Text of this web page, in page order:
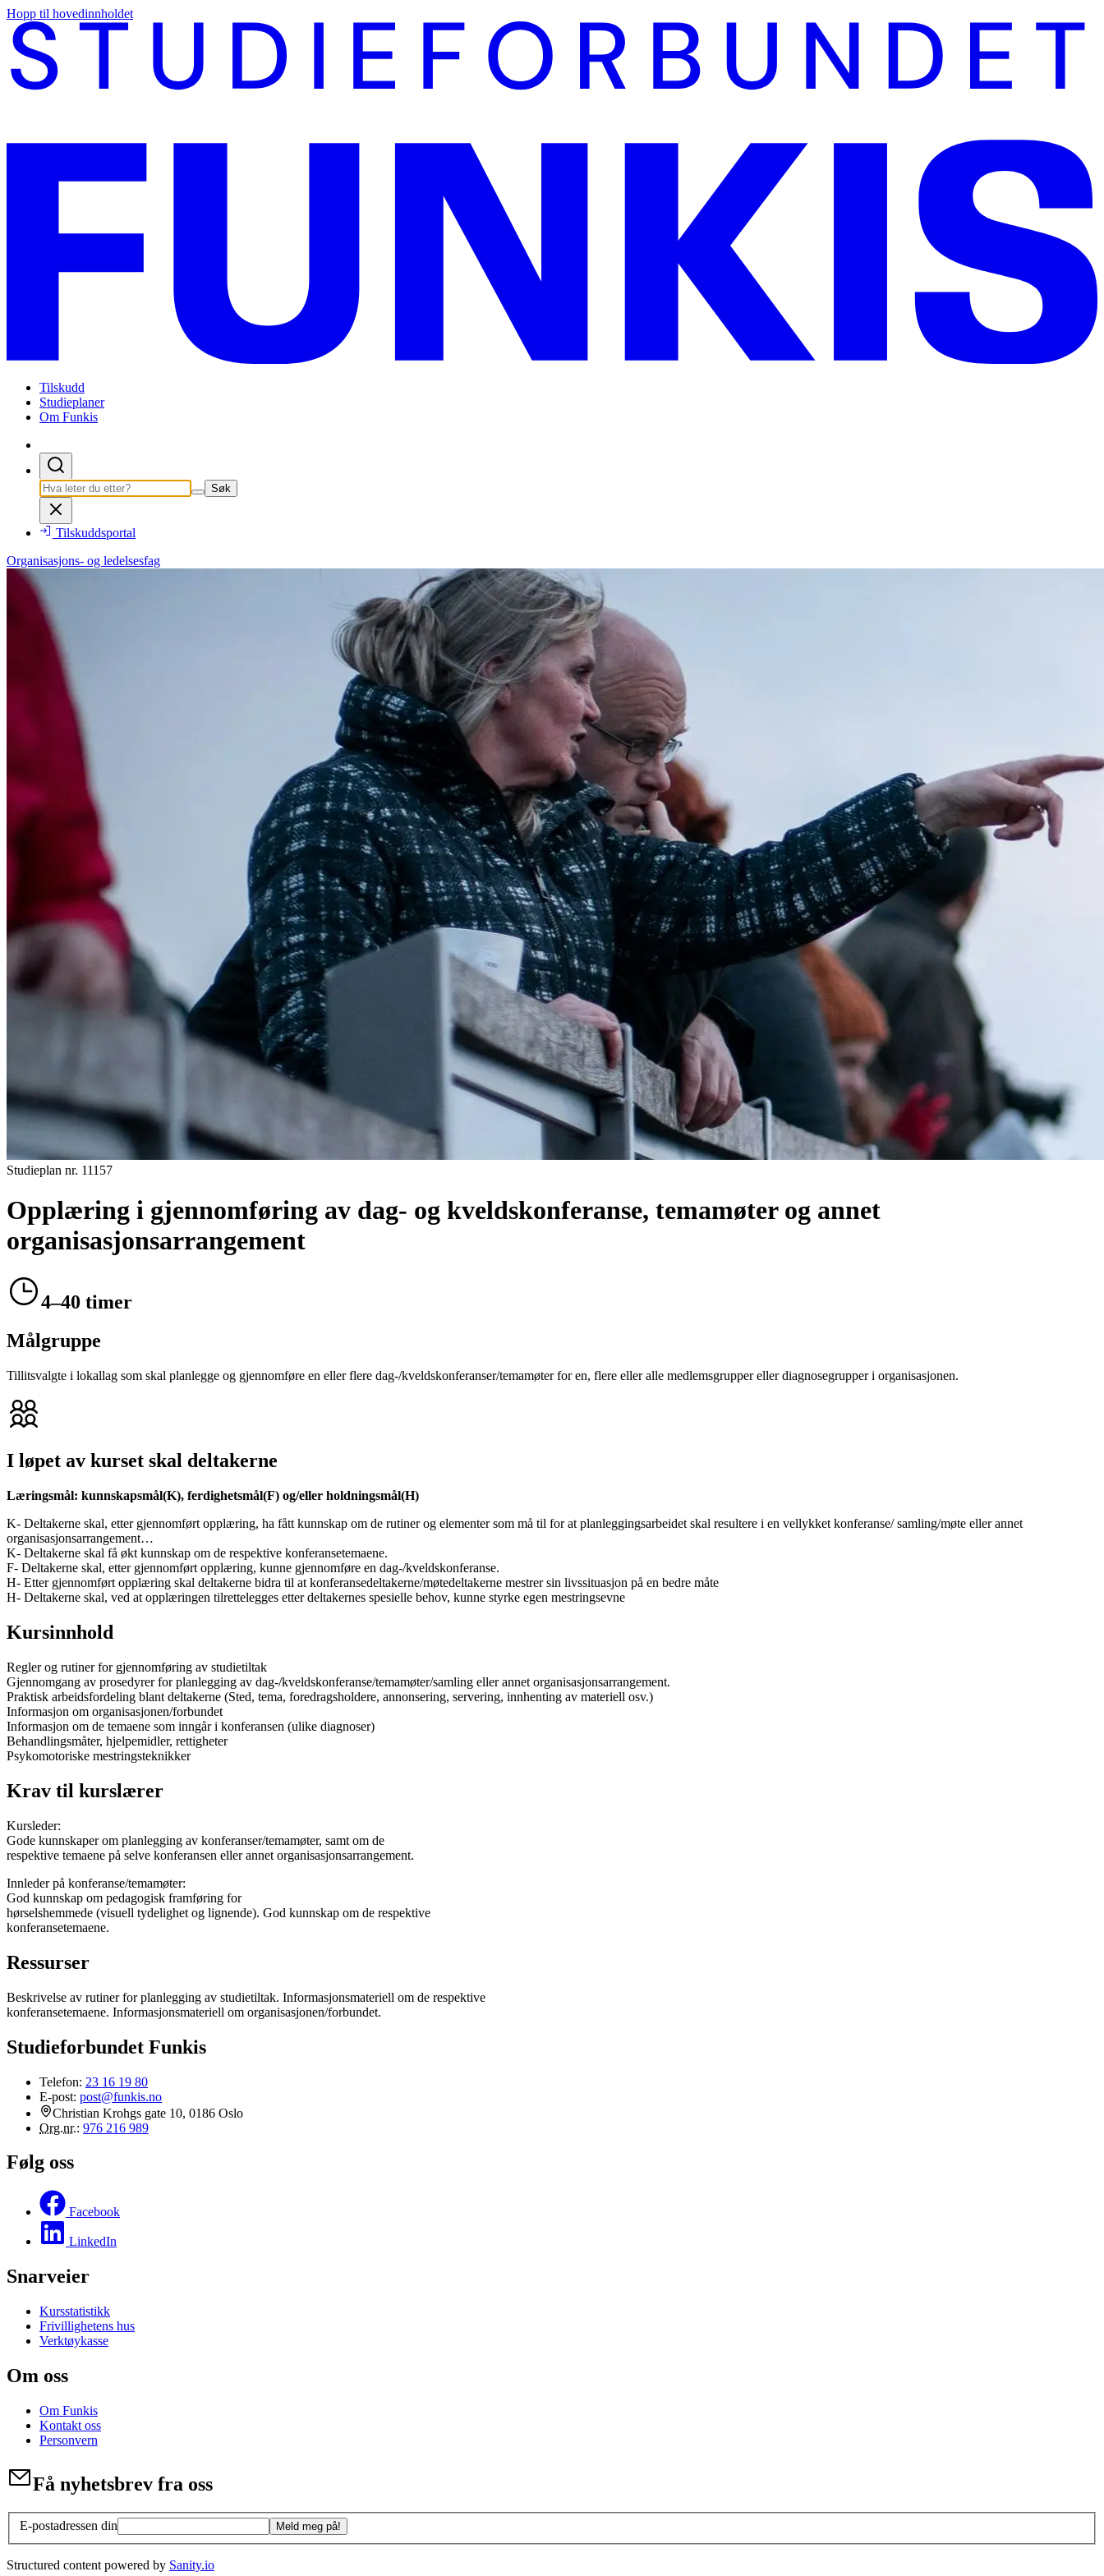
Hopp til hovedinnholdet
Tilskudd
Studieplaner
Om Funkis
Søk
Tilskuddsportal
Organisasjons- og ledelsesfag
Studieplan nr. 11157
Opplæring i gjennomføring av dag- og kveldskonferanse, temamøter og annet
organisasjonsarrangement
4–40 timer
Målgruppe
Tillitsvalgte i lokallag som skal planlegge og gjennomføre en eller flere dag-/kveldskonferanser/temamøter for en, flere eller alle medlemsgrupper eller diagnosegrupper i organisasjonen.
I løpet av kurset skal deltakerne
Læringsmål: kunnskapsmål(K), ferdighetsmål(F) og/eller holdningsmål(H)
K- Deltakerne skal, etter gjennomført opplæring, ha fått kunnskap om de rutiner og elementer som må til for at planleggingsarbeidet skal resultere i en vellykket konferanse/ samling/møte eller annet
organisasjonsarrangement…
K- Deltakerne skal få økt kunnskap om de respektive konferansetemaene.
F- Deltakerne skal, etter gjennomført opplæring, kunne gjennomføre en dag-/kveldskonferanse.
H- Etter gjennomført opplæring skal deltakerne bidra til at konferansedeltakerne/møtedeltakerne mestrer sin livssituasjon på en bedre måte
H- Deltakerne skal, ved at opplæringen tilrettelegges etter deltakernes spesielle behov, kunne styrke egen mestringsevne
Kursinnhold
Regler og rutiner for gjennomføring av studietiltak
Gjennomgang av prosedyrer for planlegging av dag-/kveldskonferanse/temamøter/samling eller annet organisasjonsarrangement.
Praktisk arbeidsfordeling blant deltakerne (Sted, tema, foredragsholdere, annonsering, servering, innhenting av materiell osv.)
Informasjon om organisasjonen/forbundet
Informasjon om de temaene som inngår i konferansen (ulike diagnoser)
Behandlingsmåter, hjelpemidler, rettigheter
Psykomotoriske mestringsteknikker
Krav til kurslærer
Kursleder:
Gode kunnskaper om planlegging av konferanser/temamøter, samt om de
respektive temaene på selve konferansen eller annet organisasjonsarrangement.
Innleder på konferanse/temamøter:
God kunnskap om pedagogisk framføring for
hørselshemmede (visuell tydelighet og lignende). God kunnskap om de respektive
konferansetemaene.
Ressurser
Beskrivelse av rutiner for planlegging av studietiltak. Informasjonsmateriell om de respektive
konferansetemaene. Informasjonsmateriell om organisasjonen/forbundet.
Studieforbundet Funkis
Telefon: 23 16 19 80
E-post: post@funkis.no
Christian Krohgs gate 10, 0186 Oslo
Org.nr.: 976 216 989
Følg oss
Facebook
LinkedIn
Snarveier
Kursstatistikk
Frivillighetens hus
Verktøykasse
Om oss
Om Funkis
Kontakt oss
Personvern
Få nyhetsbrev fra oss
E-postadressen din Meld meg på!
Structured content powered by Sanity.io